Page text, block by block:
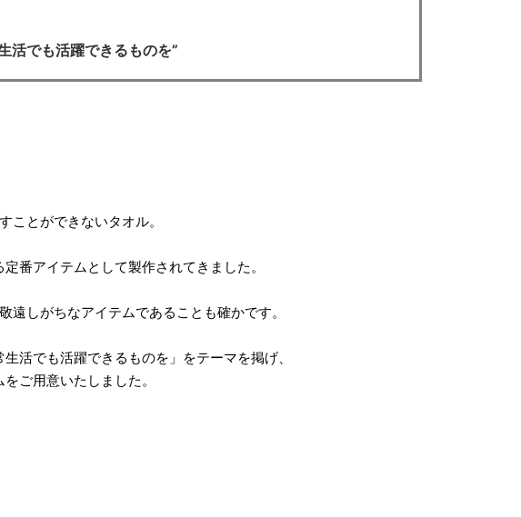
活でも活躍できるものを”
ことができないタオル。
番アイテムとして製作されてきました。
敬遠しがちなアイテムであることも確かです。
活でも活躍できるものを」 をテーマを掲げ、
ご用意いたしました。